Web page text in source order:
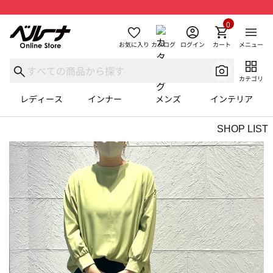
お気に入り カタログ ログイン カート
0
メニュー
カテゴリ
レディース インナー メンズ インテリア
SHOP LIST